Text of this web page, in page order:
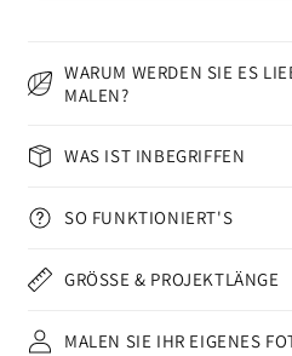
WARUM WERDEN SIE ES
MALEN?
WAS IST INBEGRIFFEN
SO FUNKTIONIERT'S
GRÖSSE & PROJEKTLÄNGE
MALEN SIE IHR EIGENES